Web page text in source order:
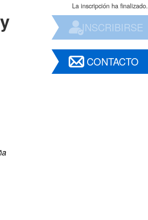
La inscripción ha finalizado.
INSCRIBIRSE
CONTACTO